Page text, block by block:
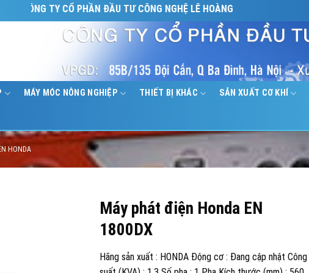
CÔNG TY CỔ PHẦN ĐẦU TƯ CÔNG NGHỆ LÊ HOÀNG
MÁY MÓC NÔNG NGHIỆP THIẾT BỊ KHÁC SẢN XUẤT CƠ KHÍ
HONDA
Máy phát điện Honda EN
1800DX
Hãng sản xuất : HONDA Động cơ : Đang cập nhật Công